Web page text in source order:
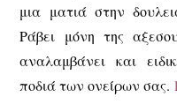
μια ματιά στην
Ράβει μόνη της
αναλαμβάνει και
ποδιά των ονείρων σας.